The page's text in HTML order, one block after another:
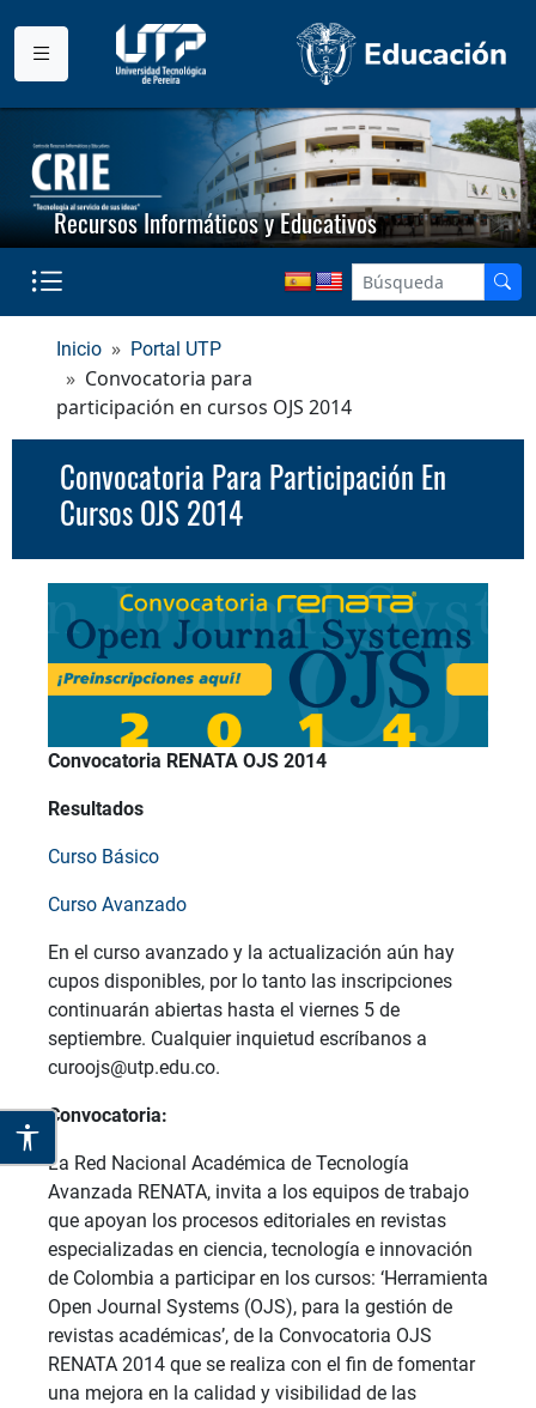
Recursos Informáticos y Educativos
Inicio Portal UTP
Convocatoria para
participación en cursos OJS 2014
Convocatoria Para Participación En
Cursos OJS 2014
Convocatoria RENATA OJS 2014
Resultados
Curso Básico
Curso Avanzado
En el curso avanzado y la actualización aún hay
cupos disponibles, por lo tanto las inscripciones
continuarán abiertas hasta el viernes 5 de
septiembre. Cualquier inquietud escríbanos a
curoojs@utp.edu.co.
Convocatoria:
La Red Nacional Académica de Tecnología
Avanzada RENATA, invita a los equipos de trabajo
que apoyan los procesos editoriales en revistas
especializadas en ciencia, tecnología e innovación
de Colombia a participar en los cursos: ‘Herramienta
Open Journal Systems (OJS), para la gestión de
revistas académicas’, de la Convocatoria OJS
RENATA 2014 que se realiza con el fin de fomentar
una mejora en la calidad y visibilidad de las